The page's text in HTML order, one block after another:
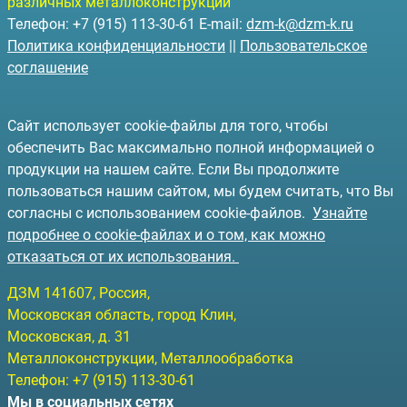
Телефон: +7 (915) 113-30-61 E-mail: dzm-k@dzm-k.ru
Политика конфиденциальности || Пользовательское
соглашение
Сайт использует cookie-файлы для того, чтобы
обеспечить Вас максимально полной информацией о
продукции на нашем сайте. Если Вы продолжите
пользоваться нашим сайтом, мы будем считать, что Вы
согласны с использованием cookie-файлов. Узнайте
подробнее о cookie-файлах и о том, как можно
отказаться от их использования.
ДЗМ 141607, Россия,
Московская область, город Клин,
Московская, д. 31
Металлоконструкции, Металлообработка
Телефон: +7 (915) 113-30-61
Мы в социальных сетях